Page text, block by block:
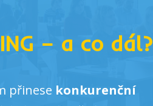
– a co dál?
přinese konkurenční